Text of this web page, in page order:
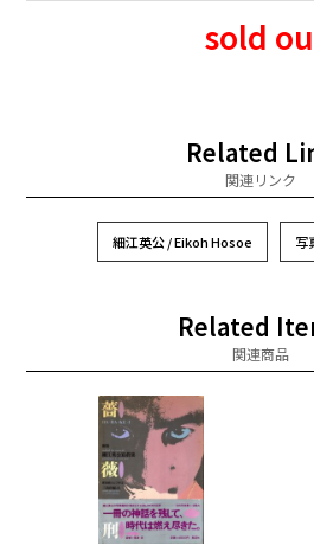
sold
Related
関連リンク
細江英公 / Eikoh Hosoe 写
Related
関連商品